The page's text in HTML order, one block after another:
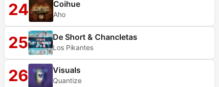
24 Coihue
Aho
25 De Short & Chancletas
Los Pikantes
26 Visuals
Quantize